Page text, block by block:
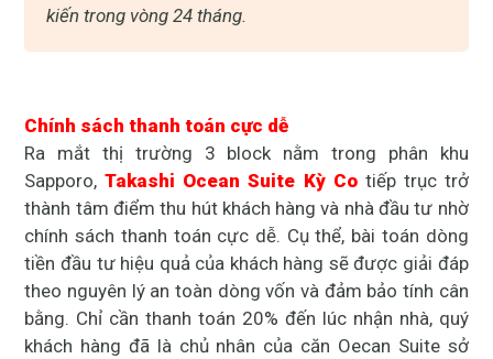
kiến trong vòng 24 tháng.
Chính sách thanh toán cực dễ
Ra mắt thị trường 3 block nằm trong phân khu
Sapporo,Takashi Ocean Suite Kỳ Cotiếp trục trở
thành tâm điểm thu hút khách hàng và nhà đầu tư nhờ
chính sách thanh toán cực dễ. Cụ thể, bài toán dòng
tiền đầu tư hiệu quả của khách hàng sẽ được giải đáp
theo nguyên lý an toàn dòng vốn và đảm bảo tính cân
bằng. Chỉ cần thanh toán 20% đến lúc nhận nhà, quý
khách hàng đã là chủ nhân của căn Oecan Suite sở